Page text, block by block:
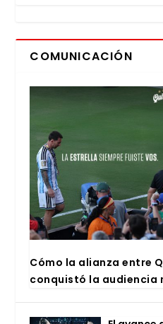
COMUNICACIÓN
Cómo la alian­za entre
con­quis­tó la audien­cia